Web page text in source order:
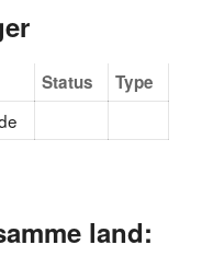
Status
Type
land: